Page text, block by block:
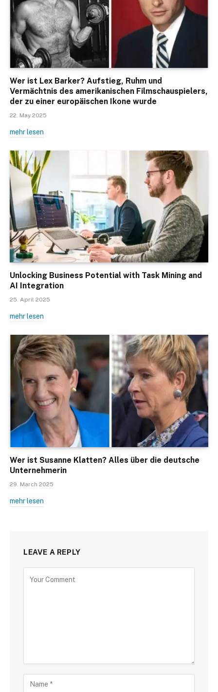
Wer ist Lex Barker? Aufstieg, Ruhm und
Vermächtnis des amerikanischen Filmschauspielers,
der zu einer europäischen Ikone wurde
22. May 2025
mehr lesen
Unlocking Business Potential with Task Mining and
AI Integration
25. April 2025
mehr lesen
Wer ist Susanne Klatten? Alles über die deutsche
Unternehmerin
29. March 2025
mehr lesen
LEAVE A REPLY